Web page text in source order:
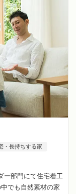
・長持ちする家
ー部門にて住宅着工
でも自然素材の家